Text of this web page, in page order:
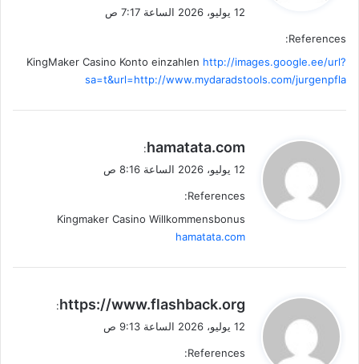
12 يوليو، 2026 الساعة 7:17 ص
References:
KingMaker Casino Konto einzahlen http://images.google.ee/url?
sa=t&url=http://www.mydaradstools.com/jurgenpfla
ي
ق
ل
hamatata.com
:
12 يوليو، 2026 الساعة 8:16 ص
References:
Kingmaker Casino Willkommensbonus
hamatata.com
ي
ق
ل
https://www.flashback.org
:
12 يوليو، 2026 الساعة 9:13 ص
References: